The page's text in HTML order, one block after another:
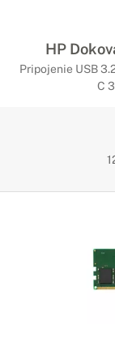
HP
Pripojenie USB
C